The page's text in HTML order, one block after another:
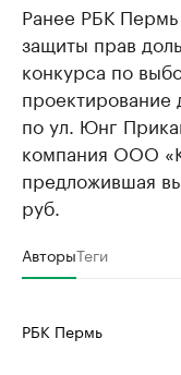
Ранее РБК Пермь
защиты прав
конкурса по
по ул. Юнг
компания ООО
предложившая
руб.
АвторыТеги
РБК Пермь